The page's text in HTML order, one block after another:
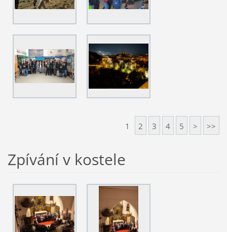
1 2 3 4 5 > >>
Zpívání v kostele